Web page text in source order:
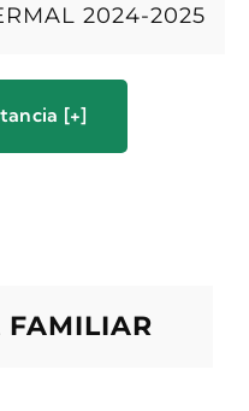
2024-2025
[+]
FAMILIAR